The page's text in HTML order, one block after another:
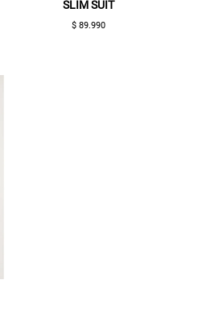
SLIM SUIT
$ 89.990
inscribirte!
usalo en tu siguiente
por 72 hrs.